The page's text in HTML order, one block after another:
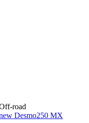
road
Desmo250 MX